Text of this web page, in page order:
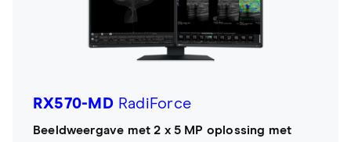
RX570-MD RadiForce
Beeldweergave met 2 x 5 MP oplossing met